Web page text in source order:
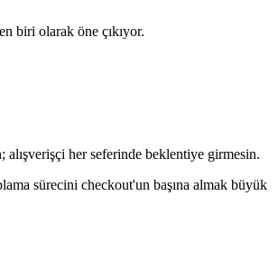
biri olarak öne çıkıyor.
her seferinde beklentiye girmesin.
sürecini checkout'un başına almak büyük